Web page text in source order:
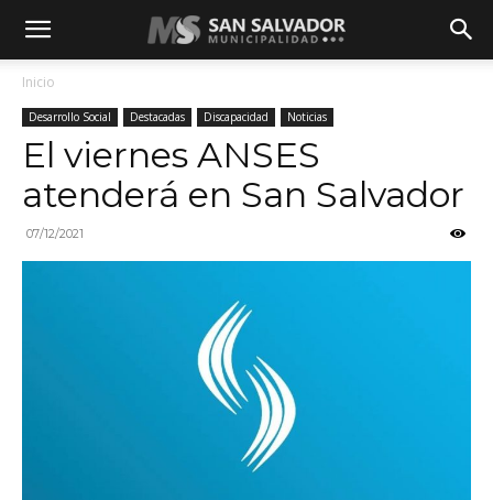
Inicio
Desarrollo Social Destacadas Discapacidad Noticias
El viernes ANSES
atenderá en San Salvador
07/12/2021